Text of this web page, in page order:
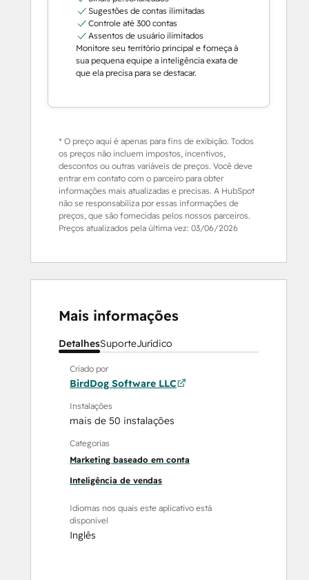
Sugestões de contas ilimitadas
Controle até 300 contas
Assentos de usuário ilimitados
Monitore seu território principal e forneça à
sua pequena equipe a inteligência exata de
que ela precisa para se destacar.
* O preço aqui é apenas para fins de exibição. Todos
os preços não incluem impostos, incentivos,
descontos ou outras variáveis de preços. Você deve
entrar em contato com o parceiro para obter
informações mais atualizadas e precisas. A HubSpot
não se responsabiliza por essas informações de
preços, que são fornecidas pelos nossos parceiros.
Preços atualizados pela última vez: 03/06/2026
Mais informações
DetalhesSuporteJurídico
Criado por
BirdDog Software LLC
Instalações
mais de 50 instalações
Categorias
Marketing baseado em conta
Inteligência de vendas
Idiomas nos quais este aplicativo está
disponível
Inglês